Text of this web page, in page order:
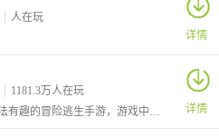
人在玩
详情
1181.3万人在玩
越狱模拟器3D是一款玩法有趣的冒险逃生手游，游戏中我们需要逃离这个监狱，你需要的就是在地板下面挖洞，我们需要耐心和缜密的计划，为了不让警惕的守卫发现我们的越狱计划，我们需要合理安排自己的时间，让我们来通过自己的努力来越狱吧！
详情